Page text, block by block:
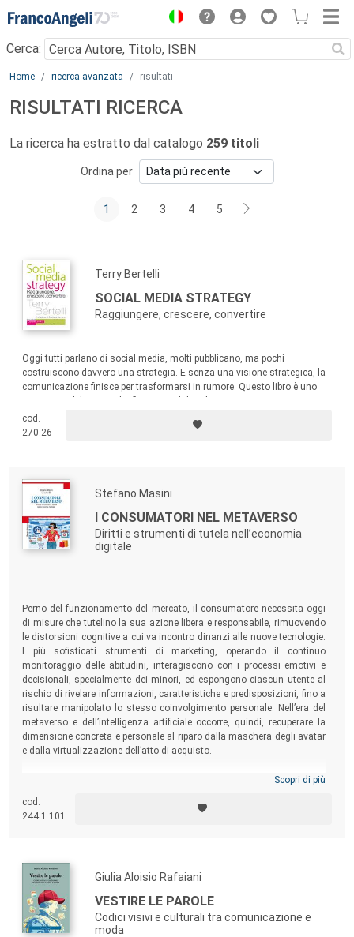
Menu
Cerca:
Main content
Home ricerca avanzata risultati
RISULTATI RICERCA
La ricerca ha estratto dal catalogo 259 titoli
Ordina per
1 2 3 4 5
Terry Bertelli
SOCIAL MEDIA STRATEGY
Raggiungere, crescere, convertire
Oggi tutti parlano di social media, molti pubblicano, ma pochi
costruiscono davvero una strategia. E senza una visione strategica, la
comunicazione finisce per trasformarsi in rumore. Questo libro è uno
semplicistico, per professionisti del marketing, social media manager,
consulenti e formatori e per chi vuole utilizzare i social in modo
cod.
270.26
Stefano Masini
I CONSUMATORI NEL METAVERSO
Diritti e strumenti di tutela nell’economia
digitale
Perno del funzionamento del mercato, il consumatore necessita oggi
di misure che tutelino la sua azione libera e responsabile, rimuovendo
le distorsioni cognitive a cui va incontro dinanzi alle nuove tecnologie.
I più sofisticati strumenti di marketing, operando il continuo
monitoraggio delle abitudini, interagiscono con i processi emotivi e
decisionali, specialmente dei minori, ed espongono ciascun utente al
rischio di rivelare informazioni, caratteristiche e predisposizioni, fino a
risultare manipolato lo stesso coinvolgimento personale. Nell’era del
metaverso e dell’intelligenza artificiale occorre, quindi, recuperare la
dimensione concreta e personale al riparo dalla maschera degli avatar
e dalla virtualizzazione dell’atto di acquisto.
Scopri di più
cod.
244.1.101
Giulia Aloisio Rafaiani
VESTIRE LE PAROLE
Codici visivi e culturali tra comunicazione e
moda